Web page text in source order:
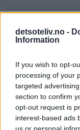
detsoteliv.no -
Information
If you wish to opt-
processing of your
targeted
section to confirm
opt-out request is
interest-based ads
us or personal
jaatakk
Liv Håland -
Ja takk det